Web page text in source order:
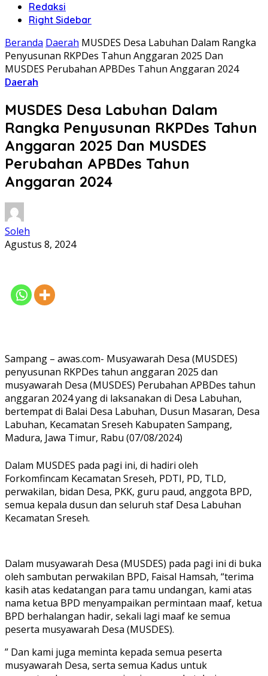
Redaksi
Right Sidebar
Beranda Daerah MUSDES Desa Labuhan Dalam Rangka
Penyusunan RKPDes Tahun Anggaran 2025 Dan
MUSDES Perubahan APBDes Tahun Anggaran 2024
Daerah
MUSDES Desa Labuhan Dalam
Rangka Penyusunan RKPDes Tahun
Anggaran 2025 Dan MUSDES
Perubahan APBDes Tahun
Anggaran 2024
Soleh
Agustus 8, 2024
Sampang – awas.com- Musyawarah Desa (MUSDES)
penyusunan RKPDes tahun anggaran 2025 dan
musyawarah Desa (MUSDES) Perubahan APBDes tahun
anggaran 2024 yang di laksanakan di Desa Labuhan,
bertempat di Balai Desa Labuhan, Dusun Masaran, Desa
Labuhan, Kecamatan Sreseh Kabupaten Sampang,
Madura, Jawa Timur, Rabu (07/08/2024)
Dalam MUSDES pada pagi ini, di hadiri oleh
Forkomfincam Kecamatan Sreseh, PDTI, PD, TLD,
perwakilan, bidan Desa, PKK, guru paud, anggota BPD,
semua kepala dusun dan seluruh staf Desa Labuhan
Kecamatan Sreseh.
Dalam musyawarah Desa (MUSDES) pada pagi ini di buka
oleh sambutan perwakilan BPD, Faisal Hamsah, “terima
kasih atas kedatangan para tamu undangan, kami atas
nama ketua BPD menyampaikan permintaan maaf, ketua
BPD berhalangan hadir, sekali lagi maaf ke semua
peserta musyawarah Desa (MUSDES).
” Dan kami juga meminta kepada semua peserta
musyawarah Desa, serta semua Kadus untuk